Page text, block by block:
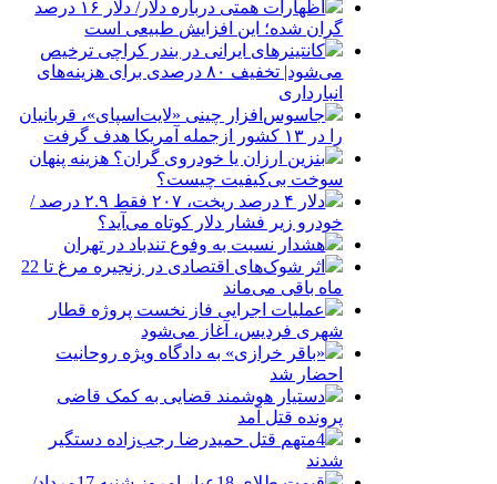
اظهارات همتی درباره دلار/ دلار ۱۶ درصد
گران شده؛ این افزایش طبیعی است
کانتینرهای ایرانی در بندر کراچی ترخیص
می‌شود| تخفیف ۸۰ درصدی برای هزینه‌های
انبارداری
جاسوس‌افزار چینی «لایت‌اسپای»، قربانیان
را در ۱۳ کشور ازجمله آمریکا هدف گرفت
بنزین ارزان یا خودروی گران؟ هزینه پنهان
سوخت بی‌کیفیت چیست؟
دلار ۴ درصد ریخت، ۲۰۷ فقط ۲.۹ درصد /
خودرو زیر فشار دلار کوتاه می‌آید؟
هشدار نسبت به وفوع تندباد در تهران
اثر شوک‌های اقتصادی در زنجیره مرغ تا 22
ماه باقی می‌ماند
عملیات اجرایی فاز نخست پروژه قطار
شهری فردیس، آغاز می‌شود
«باقر خرازی» به دادگاه ویژه روحانیت
احضار شد
دستیار هوشمند قضایی به کمک قاضی
پرونده قتل آمد
4متهم قتل حمیدرضا رجب‌زاده دستگیر
شدند